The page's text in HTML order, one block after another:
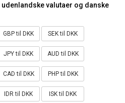
valutaer og danske
GBP til DKK SEK til DKK
JPY til DKK AUD til DKK
CAD til DKK PHP til DKK
IDR til DKK ISK til DKK